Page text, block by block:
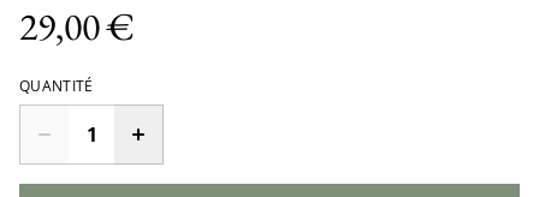
29,00 €
QUANTITÉ